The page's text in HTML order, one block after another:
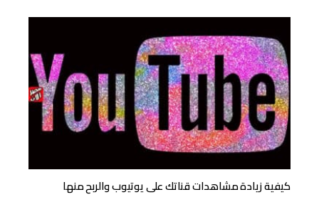
كيفية زيادة مشاهدات قناتك على يوتيوب والربح منها